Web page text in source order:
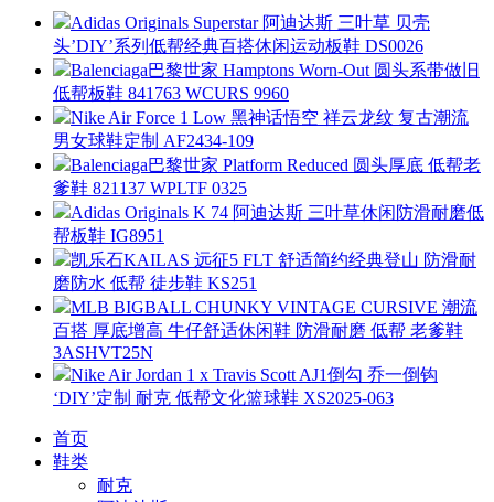
Adidas Originals Superstar 阿迪达斯 三叶草 贝壳
头’DIY’系列低帮经典百搭休闲运动板鞋 DS0026
Balenciaga巴黎世家 Hamptons Worn-Out 圆头系带做旧
低帮板鞋 841763 WCURS 9960
Nike Air Force 1 Low 黑神话悟空 祥云龙纹 复古潮流
男女球鞋定制 AF2434-109
Balenciaga巴黎世家 Platform Reduced 圆头厚底 低帮老
爹鞋 821137 WPLTF 0325
Adidas Originals K 74 阿迪达斯 三叶草休闲防滑耐磨低
帮板鞋 IG8951
凯乐石KAILAS 远征5 FLT 舒适简约经典登山 防滑耐
磨防水 低帮 徒步鞋 KS251
MLB BIGBALL CHUNKY VINTAGE CURSIVE 潮流
百搭 厚底增高 牛仔舒适休闲鞋 防滑耐磨 低帮 老爹鞋
3ASHVT25N
Nike Air Jordan 1 x Travis Scott AJ1倒勾 乔一倒钩
‘DIY’定制 耐克 低帮文化篮球鞋 XS2025-063
首页
鞋类
耐克